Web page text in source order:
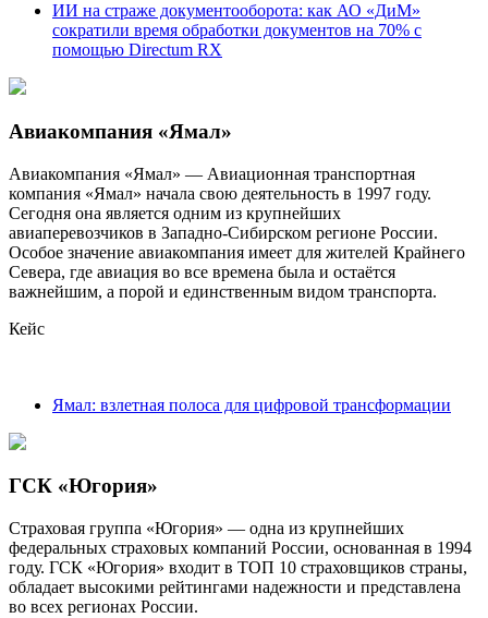
ИИ на страже документооборота: как АО «ДиМ»
сократили время обработки документов на 70% с
помощью Directum RX
Авиакомпания «Ямал»
Авиакомпания «Ямал» — Авиационная транспортная
компания «Ямал» начала свою деятельность в 1997 году.
Сегодня она является одним из крупнейших
авиаперевозчиков в Западно-Сибирском регионе России.
Особое значение авиакомпания имеет для жителей Крайнего
Севера, где авиация во все времена была и остаётся
важнейшим, а порой и единственным видом транспорта.
Кейс
Ямал: взлетная полоса для цифровой трансформации
ГСК «Югория»
Страховая группа «Югория» — одна из крупнейших
федеральных страховых компаний России, основанная в 1994
году. ГСК «Югория» входит в ТОП 10 страховщиков страны,
обладает высокими рейтингами надежности и представлена
во всех регионах России.